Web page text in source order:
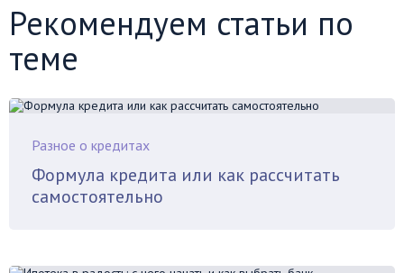
Рекомендуем статьи по
теме
Разное о кредитах
Формула кредита или как рассчитать
самостоятельно